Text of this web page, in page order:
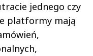
jednego czy
platformy mają